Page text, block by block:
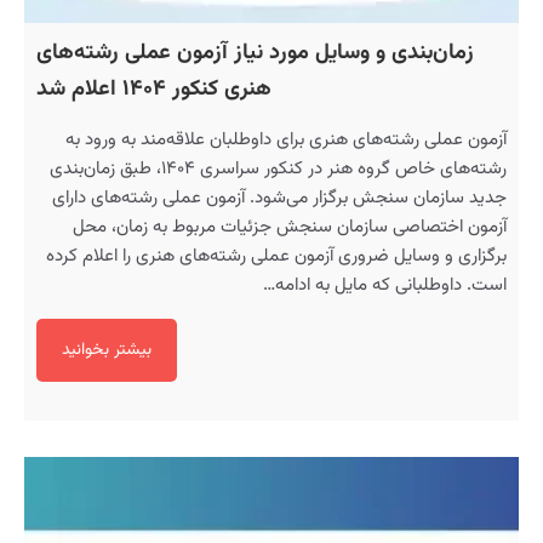
زمان‌بندی و وسایل مورد نیاز آزمون عملی رشته‌های
هنری کنکور ۱۴۰۴ اعلام شد
آزمون عملی رشته‌های هنری برای داوطلبان علاقه‌مند به ورود به
رشته‌های خاص گروه هنر در کنکور سراسری ۱۴۰۴، طبق زمان‌بندی
جدید سازمان سنجش برگزار می‌شود. آزمون عملی رشته‌های دارای
آزمون اختصاصی سازمان سنجش جزئیات مربوط به زمان، محل
برگزاری و وسایل ضروری آزمون عملی رشته‌های هنری را اعلام کرده
است. داوطلبانی که مایل به ادامه…
بیشتر بخوانید